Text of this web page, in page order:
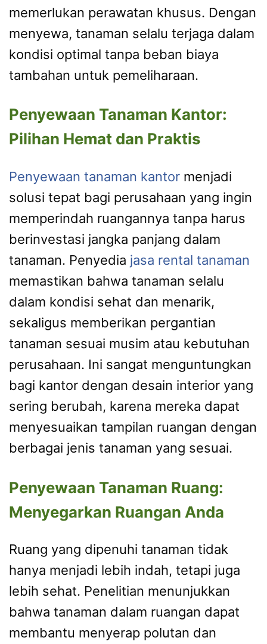
memerlukan perawatan khusus. Dengan
menyewa, tanaman selalu terjaga dalam
kondisi optimal tanpa beban biaya
tambahan untuk pemeliharaan.
Penyewaan Tanaman Kantor:
Pilihan Hemat dan Praktis
Penyewaan tanaman kantor menjadi
solusi tepat bagi perusahaan yang ingin
memperindah ruangannya tanpa harus
berinvestasi jangka panjang dalam
tanaman. Penyedia jasa rental tanaman
memastikan bahwa tanaman selalu
dalam kondisi sehat dan menarik,
sekaligus memberikan pergantian
tanaman sesuai musim atau kebutuhan
perusahaan. Ini sangat menguntungkan
bagi kantor dengan desain interior yang
sering berubah, karena mereka dapat
menyesuaikan tampilan ruangan dengan
berbagai jenis tanaman yang sesuai.
Penyewaan Tanaman Ruang:
Menyegarkan Ruangan Anda
Ruang yang dipenuhi tanaman tidak
hanya menjadi lebih indah, tetapi juga
lebih sehat. Penelitian menunjukkan
bahwa tanaman dalam ruangan dapat
membantu menyerap polutan dan